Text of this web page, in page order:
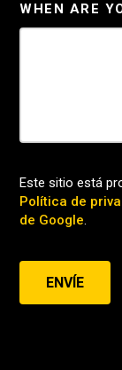
WHEN ARE
Este sitio está
Política de
de Google.
ENVÍE